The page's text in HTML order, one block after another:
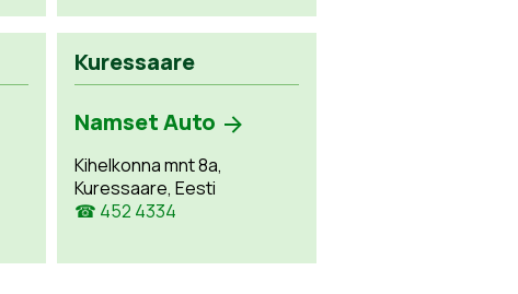
Kuressaare
Namset Auto
Kihelkonna mnt 8a,
Kuressaare, Eesti
☎ 452 4334